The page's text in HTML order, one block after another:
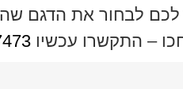
לכם לבחור את הדגם
– התקשרו עכשיו